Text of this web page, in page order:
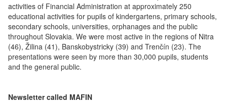
activities of Financial Administration at approximately 250
educational activities for pupils of kindergartens, primary schools,
secondary schools, universities, orphanages and the public
throughout Slovakia. We were most active in the regions of Nitra
(46), Žilina (41), Banskobystricky (39) and Trenčín (23). The
presentations were seen by more than 30,000 pupils, students
and the general public.
Newsletter called MAFIN